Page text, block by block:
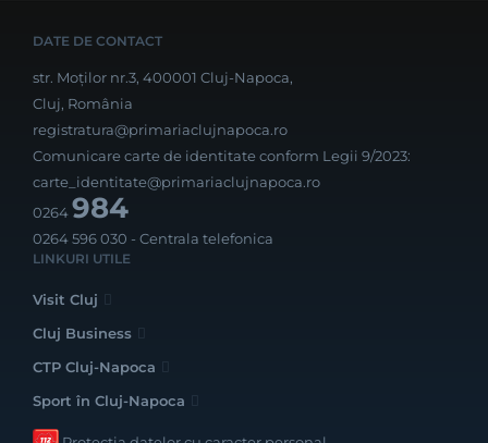
DATE DE CONTACT
str. Moților nr.3, 400001 Cluj-Napoca,
Cluj, România
registratura@primariaclujnapoca.ro
Comunicare carte de identitate conform Legii 9/2023:
carte_identitate@primariaclujnapoca.ro
0264984
0264 596 030 - Centrala telefonica
LINKURI UTILE
Visit Cluj
Cluj Business
CTP Cluj-Napoca
Sport în Cluj-Napoca